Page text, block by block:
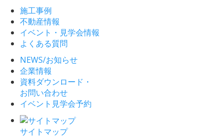
施工事例
不動産情報
イベント・見学会情報
よくある質問
NEWS/お知らせ
企業情報
資料ダウンロード・
お問い合わせ
イベント見学会予約
サイトマップ